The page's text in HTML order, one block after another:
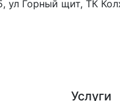
ул Горный щит, ТК
Услуги